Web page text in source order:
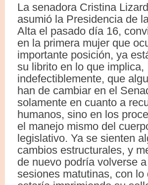
La senadora Cristina
asumió la Presidencia de
Alta el pasado día 16,
en la primera mujer que
importante posición, ya
su librito en lo que implica,
indefectiblemente, que
han de cambiar en el
solamente en cuanto a
humanos, sino en los
el manejo mismo del
legislativo. Ya se sienten
cambios estructurales, y
de nuevo podría volverse
sesiones matutinas, con lo